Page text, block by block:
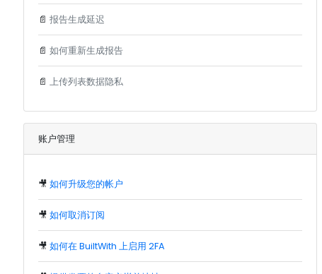
📄 报告生成延迟
📄 如何重新生成报告
📄 上传列表数据隐私
账户管理
🎥 如何升级您的帐户
🎥 如何取消订阅
🎥 如何在 BuiltWith 上启用 2FA